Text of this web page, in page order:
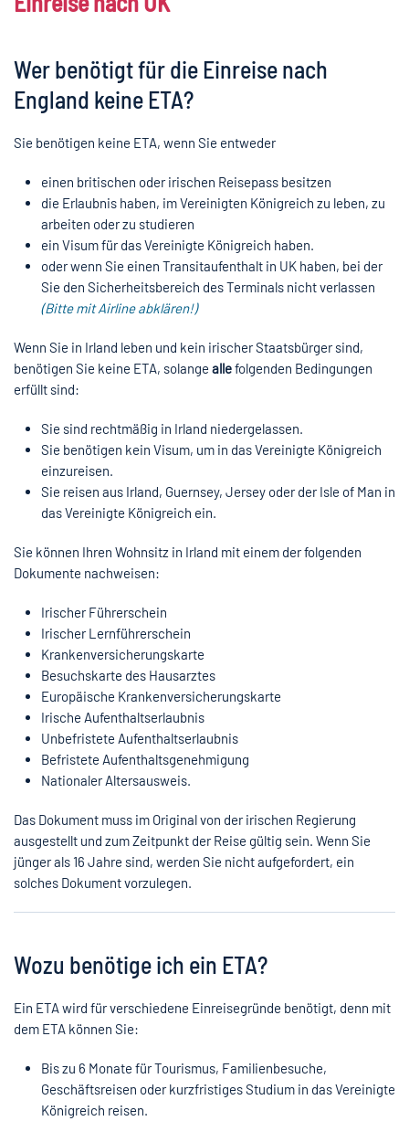
Wer benötigt für die Einreise nach
England keine ETA?
Sie benötigen keine ETA, wenn Sie entweder
einen britischen oder irischen Reisepass besitzen
die Erlaubnis haben, im Vereinigten Königreich zu leben, zu
arbeiten oder zu studieren
ein Visum für das Vereinigte Königreich haben.
oder wenn Sie einen Transitaufenthalt in UK haben, bei der
Sie den Sicherheitsbereich des Terminals nicht verlassen
(Bitte mit Airline abklären!)
Wenn Sie in Irland leben und kein irischer Staatsbürger sind,
benötigen Sie keine ETA, solange allefolgenden Bedingungen
erfüllt sind:
Sie sind rechtmäßig in Irland niedergelassen.
Sie benötigen kein Visum, um in das Vereinigte Königreich
einzureisen.
Sie reisen aus Irland, Guernsey, Jersey oder der Isle of Man in
das Vereinigte Königreich ein.
Sie können Ihren Wohnsitz in Irland mit einem der folgenden
Dokumente nachweisen:
Irischer Führerschein
Irischer Lernführerschein
Krankenversicherungskarte
Besuchskarte des Hausarztes
Europäische Krankenversicherungskarte
Irische Aufenthaltserlaubnis
Unbefristete Aufenthaltserlaubnis
Befristete Aufenthaltsgenehmigung
Nationaler Altersausweis.
Das Dokument muss im Original von der irischen Regierung
ausgestellt und zum Zeitpunkt der Reise gültig sein. Wenn Sie
jünger als 16 Jahre sind, werden Sie nicht aufgefordert, ein
solches Dokument vorzulegen.
Wozu benötige ich ein ETA?
Ein ETA wird für verschiedene Einreisegründe benötigt, denn mit
dem ETA können Sie:
Bis zu 6 Monate für Tourismus, Familienbesuche,
Geschäftsreisen oder kurzfristiges Studium in das Vereinigte
Königreich reisen.